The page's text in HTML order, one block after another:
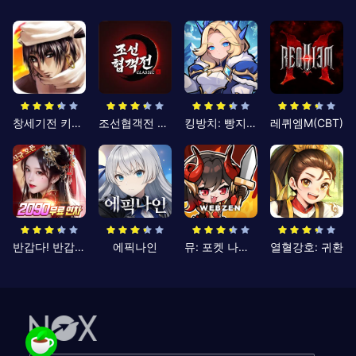
창세기전 키우기 조선협객전 클래식 킹방치: 빵지의 제왕 레퀴엠M(CBT)
반갑다! 반갑삼국지 에픽나인 뮤: 포켓 나이츠 열혈강호: 귀환